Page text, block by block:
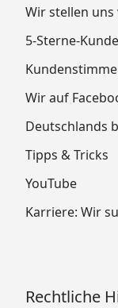
Wir stellen uns
5-Sterne-
Wir auf
Deutschlands
Tipps & Tricks
YouTube
Karriere: Wir
Rechtliche